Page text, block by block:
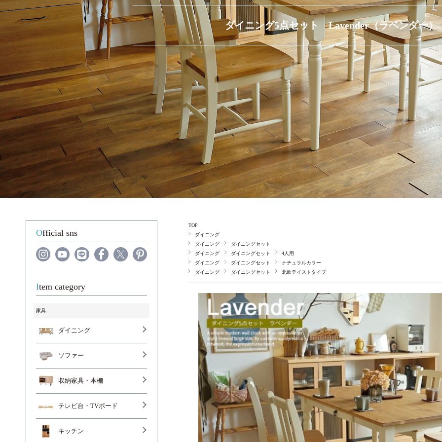
TOP
ダイニング
ダイニング
ダイニングセット
ダイニング
ダイニングセット
4人用
ダイニング
ダイニングセット
ナチュラルカラー
ダイニング
ダイニングセット 北欧テイストタイプ
Official sns
Item category
家具
ダイニング
ソファー
収納家具・本棚
テレビ台・TVボード
キッチン